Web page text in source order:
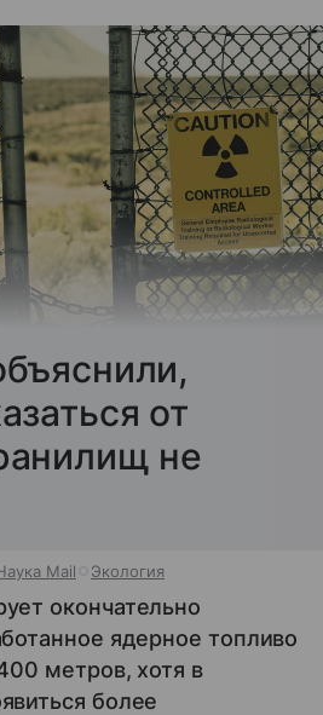
от
не
Mail Экология
окончательно
ядерное топливо
метров, хотя в
более